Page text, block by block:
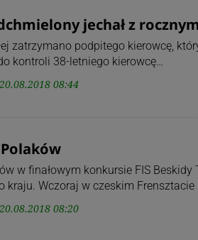
jechał z
zatrzymano podpitego kierowcę,
kontroli 38-letniego kierowcę…
20.08.2018 08:44
w finałowym konkursie FIS
kraju. Wczoraj w czeskim Frensztacie
20.08.2018 08:20